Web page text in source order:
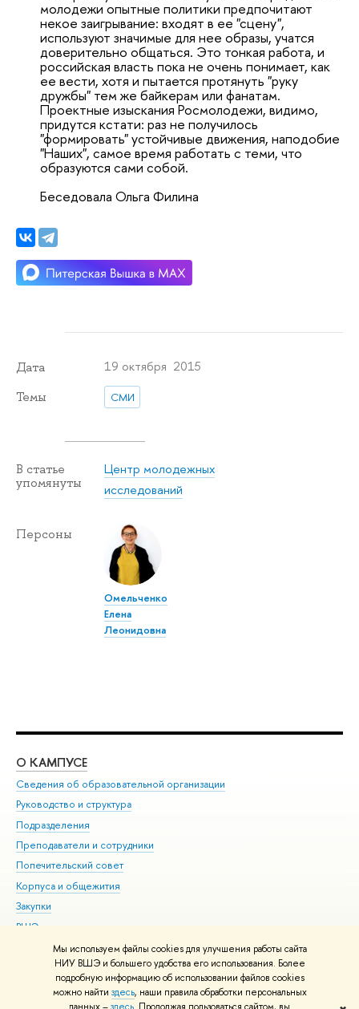
Мы используем файлы cookies для улучшения работы сайта
НИУ ВШЭ и большего удобства его использования. Более
подробную информацию об использовании файлов cookies
можно найти здесь, наши правила обработки персональных
молодежи опытные политики предпочитают
некое заигрывание: входят в ее "сцену",
используют значимые для нее образы, учатся
доверительно общаться. Это тонкая работа, и
российская власть пока не очень понимает, как
ее вести, хотя и пытается протянуть "руку
дружбы" тем же байкерам или фанатам.
Проектные изыскания Росмолодежи, видимо,
придутся кстати: раз не получилось
"формировать" устойчивые движения, наподобие
"Наших", самое время работать с теми, что
образуются сами собой.
Беседовала Ольга Филина
Дата 19 октября 2015
Темы СМИ
В статье
упомянуты
Центр молодежных
исследований
Персоны
Омельченко
Елена
Леонидовна
О КАМПУСЕ
Сведения об образовательной организации
Руководство и структура
Подразделения
Преподаватели и сотрудники
Попечительский совет
Корпуса и общежития
Закупки
ВШЭ для студентов с ограниченными возможностями
здоровья и инвалидностью
Версия для слабовидящих
Единая платежная страница